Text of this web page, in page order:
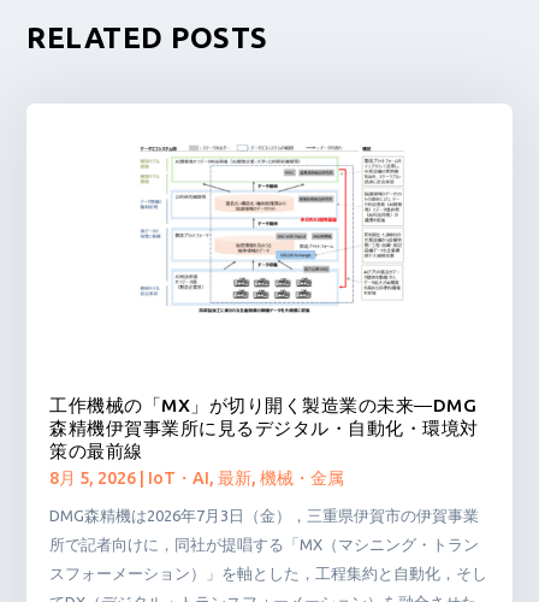
RELATED POSTS
工作機械の「MX」が切り開く製造業の未来―DMG
森精機伊賀事業所に見るデジタル・自動化・環境対
策の最前線
8月 5, 2026 IoT・AI,最新,機械・金属
DMG森精機は2026年7月3日（金），三重県伊賀市の伊賀事業
所で記者向けに，同社が提唱する「MX（マシニング・トラン
スフォーメーション）」を軸とした，工程集約と自動化，そし